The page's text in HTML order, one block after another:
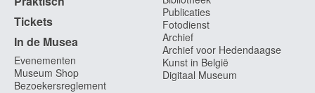
Tickets
In de Musea
Evenementen
Museum Shop
Bezoekersreglement
Publicaties
Fotodienst
Archief
Archief voor Hedendaagse
Kunst in België
Digitaal Museum